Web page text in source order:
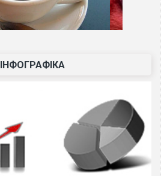
ІНФОГРАФІКА